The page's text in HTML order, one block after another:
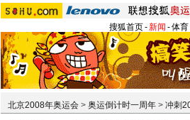
搜狐首页-新闻 -体育
北京2008年奥运会 > 奥运倒计时一周年 > 冲刺